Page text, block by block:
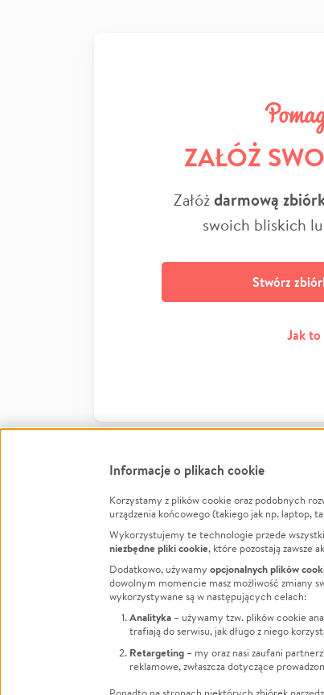
ZAŁÓŻ
Załóżdarmową
swoich bliskich
Stwórz
Jak to
FacebookTwitter Instagram
LinkedInTikTok Youtube
Informacje o plikach cookie
Korzystamy z plików cookie oraz podobnych
urządzenia końcowego (takiego jak np. laptop,
Wykorzystujemy te technologie przede
niezbędne pliki cookie, które pozostają zawsze
Dodatkowo, używamy opcjonalnych plików
dowolnym momencie masz możliwość zmiany
wykorzystywane są w następujących celach:
Analityka – używamy tzw. plików cookie
trafiają do serwisu, jak długo z niego
Retargeting – my oraz nasi zaufani
reklamowe, zwłaszcza dotyczące